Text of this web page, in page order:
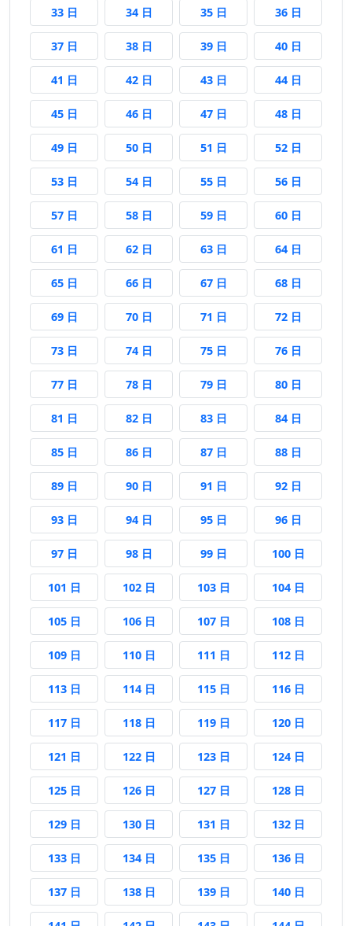
33 日33 日前 34 日34 日前 35 日35 日前 36 日36 日前
37 日37 日前 38 日38 日前 39 日39 日前 40 日40 日前
41 日41 日前 42 日42 日前 43 日43 日前 44 日44 日前
45 日45 日前 46 日46 日前 47 日47 日前 48 日48 日前
49 日49 日前 50 日50 日前 51 日51 日前 52 日52 日前
53 日53 日前 54 日54 日前 55 日55 日前 56 日56 日前
57 日57 日前 58 日58 日前 59 日59 日前 60 日60 日前
61 日61 日前 62 日62 日前 63 日63 日前 64 日64 日前
65 日65 日前 66 日66 日前 67 日67 日前 68 日68 日前
69 日69 日前 70 日70 日前 71 日71 日前 72 日72 日前
73 日73 日前 74 日74 日前 75 日75 日前 76 日76 日前
77 日77 日前 78 日78 日前 79 日79 日前 80 日80 日前
81 日81 日前 82 日82 日前 83 日83 日前 84 日84 日前
85 日85 日前 86 日86 日前 87 日87 日前 88 日88 日前
89 日89 日前 90 日90 日前 91 日91 日前 92 日92 日前
93 日93 日前 94 日94 日前 95 日95 日前 96 日96 日前
97 日97 日前 98 日98 日前 99 日99 日前 100 日100 日前
101 日101 日前102 日102 日前103 日103 日前104 日104 日前
105 日105 日前106 日106 日前107 日107 日前108 日108 日前
109 日109 日前110 日110 日前111 日111 日前112 日112 日前
113 日113 日前114 日114 日前115 日115 日前116 日116 日前
117 日117 日前118 日118 日前119 日119 日前120 日120 日前
121 日121 日前122 日122 日前123 日123 日前124 日124 日前
125 日125 日前126 日126 日前127 日127 日前128 日128 日前
129 日129 日前130 日130 日前131 日131 日前132 日132 日前
133 日133 日前134 日134 日前135 日135 日前136 日136 日前
137 日137 日前138 日138 日前139 日139 日前140 日140 日前